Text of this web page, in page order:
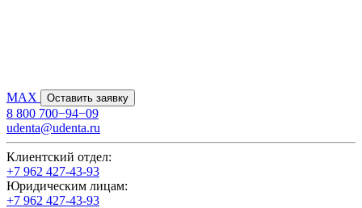
MAX Оставить заявку
8 800 700−94−09
udenta@udenta.ru
Клиентский отдел:
+7 962 427-43-93
Юридическим лицам:
+7 962 427-43-93